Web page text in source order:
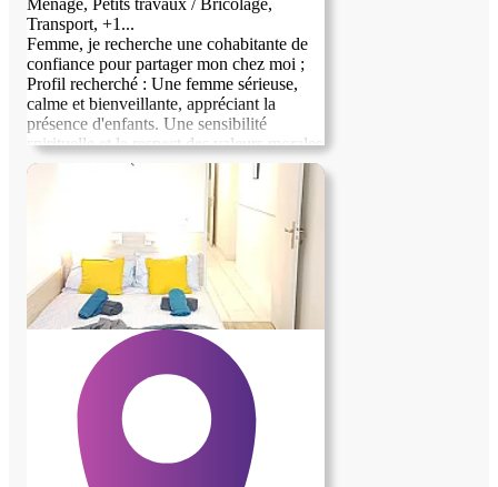
Transport, +1...
Femme, je recherche une cohabitante de
confiance pour partager mon chez moi ;
Profil recherché : Une femme sérieuse,
calme et bienveillante, appréciant la
présence d'enfants. Une sensibilité
spirituelle et le respect des valeurs morales
sont indispensables. Échange : Logement
contre aide au quotidien (ménage,